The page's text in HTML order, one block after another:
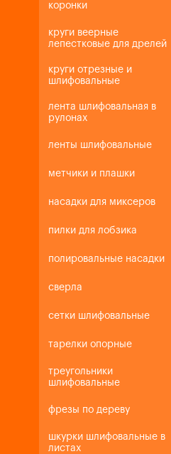
коронки
круги веерные
лепестковые для дрелей
круги отрезные и
шлифовальные
лента шлифовальная в
рулонах
ленты шлифовальные
метчики и плашки
насадки для миксеров
пилки для лобзика
полировальные насадки
сверла
сетки шлифовальные
тарелки опорные
треугольники
шлифовальные
фрезы по дереву
шкурки шлифовальные в
листах